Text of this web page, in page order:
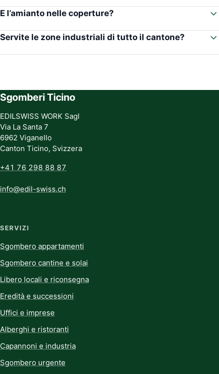
E l’amianto nelle coperture?
Servite le zone industriali di tutto il cantone?
Sgomberi Ticino
EDILSWISS WORK Sagl
Via La Santa 7
6962 Viganello
Canton Ticino, Svizzera
+41 76 298 88 87
info@edil-swiss.ch
SERVIZI
Sgombero appartamenti
Sgombero cantine e solai
Libero locali e riconsegna
Eredità e successioni
Uffici e imprese
Alberghi e ristoranti
Capannoni e industria
Sgombero urgente